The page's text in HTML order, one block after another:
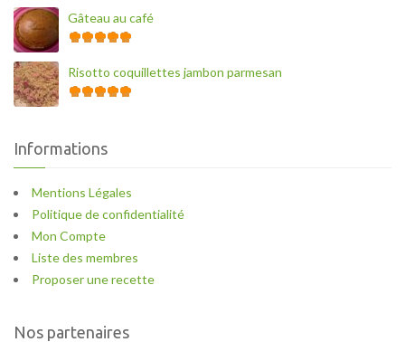
Gâteau au café
Risotto coquillettes jambon parmesan
Informations
Mentions Légales
Politique de confidentialité
Mon Compte
Liste des membres
Proposer une recette
Nos partenaires